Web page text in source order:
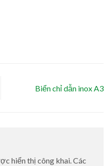
Biển chỉ dẫn inox A3
hiển thị công khai.Các